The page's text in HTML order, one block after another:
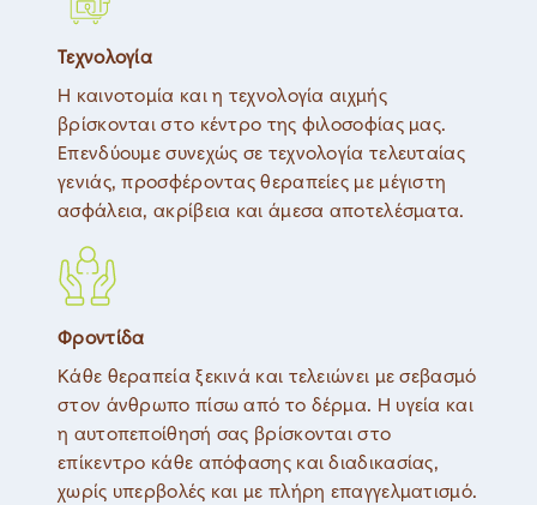
Τεχνολογία
Η καινοτομία και η τεχνολογία αιχμής
βρίσκονται στο κέντρο της φιλοσοφίας μας.
Επενδύουμε συνεχώς σε τεχνολογία τελευταίας
γενιάς, προσφέροντας θεραπείες με μέγιστη
ασφάλεια, ακρίβεια και άμεσα αποτελέσματα.
Φροντίδα
Κάθε θεραπεία ξεκινά και τελειώνει με σεβασμό
στον άνθρωπο πίσω από το δέρμα. Η υγεία και
η αυτοπεποίθησή σας βρίσκονται στο
επίκεντρο κάθε απόφασης και διαδικασίας,
χωρίς υπερβολές και με πλήρη επαγγελματισμό.